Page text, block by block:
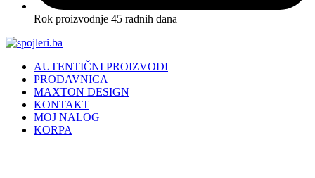
Rok proizvodnje 45 radnih dana
AUTENTIČNI PROIZVODI
PRODAVNICA
MAXTON DESIGN
KONTAKT
MOJ NALOG
KORPA